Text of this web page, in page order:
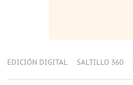
EDICIÓN DIGITAL SALTILLO 360